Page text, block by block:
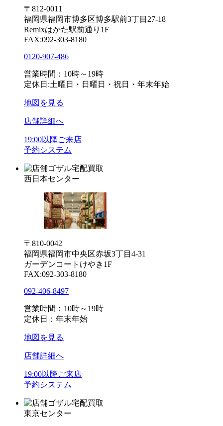
〒812-0011
福岡県福岡市博多区博多駅前3丁目27-18
Remixはかた駅前通り1F
FAX:092-303-8180
0120-907-486
営業時間：10時～19時
定休日:土曜日・日曜日・祝日・年末年始
地図を見る
店舗詳細へ
19:00以降ご来店
予約システム
ゴザル宅配買取
西日本センター
〒810-0042
福岡県福岡市中央区赤坂3丁目4-31
ガーデンコートけやき1F
FAX:092-303-8180
092-406-8497
営業時間：10時～19時
定休日：年末年始
地図を見る
店舗詳細へ
19:00以降ご来店
予約システム
ゴザル宅配買取
東京センター